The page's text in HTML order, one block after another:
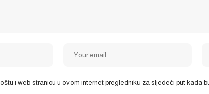
i web-stranicu u ovom internet pregledniku za sljedeći put kada